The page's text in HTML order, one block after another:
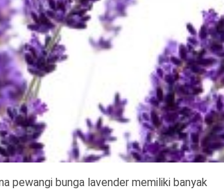
pewangi bunga lavender memiliki banyak